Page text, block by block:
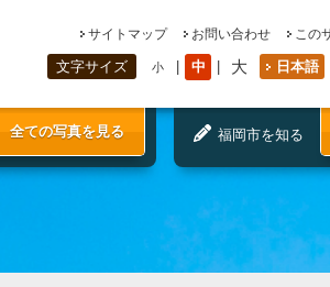
サイトマップ お問い合わせ この
文字サイズ 小 中 大 日本語
全ての写真を見る 福岡市を知る